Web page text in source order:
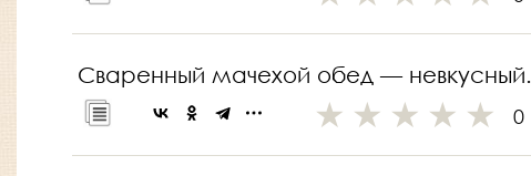
Сваренный мачехой обед — невкусный.
0